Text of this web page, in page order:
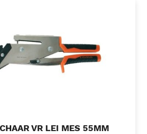
VR LEI MES 55MM